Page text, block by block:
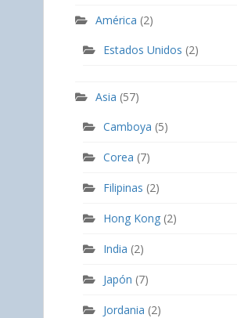
América (2)
Estados Unidos (2)
Asia (57)
Camboya (5)
Corea (7)
Filipinas (2)
Hong Kong (2)
India (2)
Japón (7)
Jordania (2)